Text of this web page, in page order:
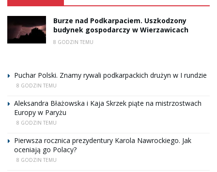
Burze nad Podkarpaciem. Uszkodzony
budynek gospodarczy w Wierzawicach
8 GODZIN TEMU
Puchar Polski. Znamy rywali podkarpackich drużyn w I rundzie
8 GODZIN TEMU
Aleksandra Błażowska i Kaja Skrzek piąte na mistrzostwach
Europy w Paryżu
8 GODZIN TEMU
Pierwsza rocznica prezydentury Karola Nawrockiego. Jak
oceniają go Polacy?
8 GODZIN TEMU